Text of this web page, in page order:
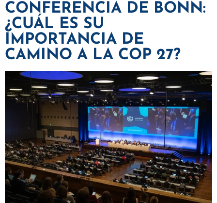
CONFERENCIA DE BONN:
¿CUÁL ES SU
IMPORTANCIA DE
CAMINO A LA COP 27?